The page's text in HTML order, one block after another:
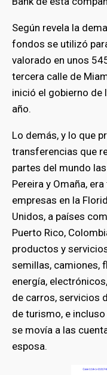
Según revela la
fondos se utilizó
valorado en unos
tercera calle de
inició el gobierno de
año.
Lo demás, y lo que
transferencias que
partes del mundo
Pereira y Omaña,
empresas en la
Unidos, a países
Puerto Rico,
productos y
semillas, camiones,
energía,
de carros, servicios
de turismo, e
se movía a las
esposa.